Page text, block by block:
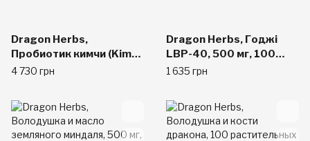
Dragon Herbs,
Пробиотик кимчи (Kim
Qi ProBio), 2,1 унции (60
4 730 грн
Dragon Herbs, Годжі
LBP-40, 500 мг, 100
капсул
1 635 грн